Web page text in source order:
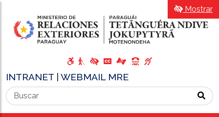
INTRANET WEBMAIL MRE
Mostrar